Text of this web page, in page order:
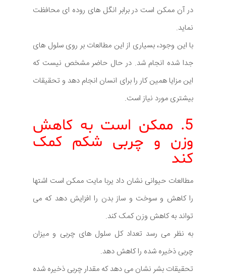
در آن ممکن است در برابر انگل های روده ای محافظت
نماید.
با این وجود، بسیاری از این مطالعات بر روی سلول های
جدا شده انجام شد. در حال حاضر مشخص نیست که
این مزایا همین کار را برای انسان انجام دهد و تحقیقات
بیشتری مورد نیاز است.
5. ممکن است به کاهش
وزن و چربی شکم کمک
کند
مطالعات حیوانی نشان داد یربا مایت ممکن است اشتها
را کاهش و سوخت و ساز بدن را افزایش دهد که می
تواند به کاهش وزن کمک کند.
به نظر می رسد تعداد کل سلول های چربی و میزان
چربی ذخیره شده را کاهش دهد.
تحقیقات بشر نشان می دهد که مقدار چربی ذخیره شده